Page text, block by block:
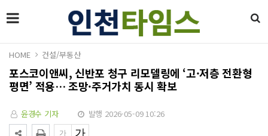
HOME 건설/부동산
포스코이앤씨, 신반포 청구 리모델링에 ‘고·저층 전환형
평면’ 적용… 조망·주거가치 동시 확보
윤경수 기자 발행 2026-05-09 10:26